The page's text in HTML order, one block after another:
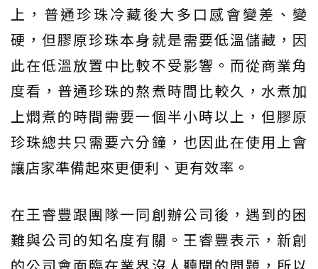
上，普通珍珠冷藏後大多口感會變差、變
硬，但膠原珍珠本身就是需要低溫儲藏，因
此在低溫放置中比較不受影響。而從商業角
度看，普通珍珠的熬煮時間比較久，水煮加
上燜煮的時間需要一個半小時以上，但膠原
珍珠總共只需要六分鐘，也因此在使用上會
讓店家準備起來更便利、更有效率。
在王睿豐跟團隊一同創辦公司後，遇到的困
難與公司的知名度有關。王睿豐表示，新創